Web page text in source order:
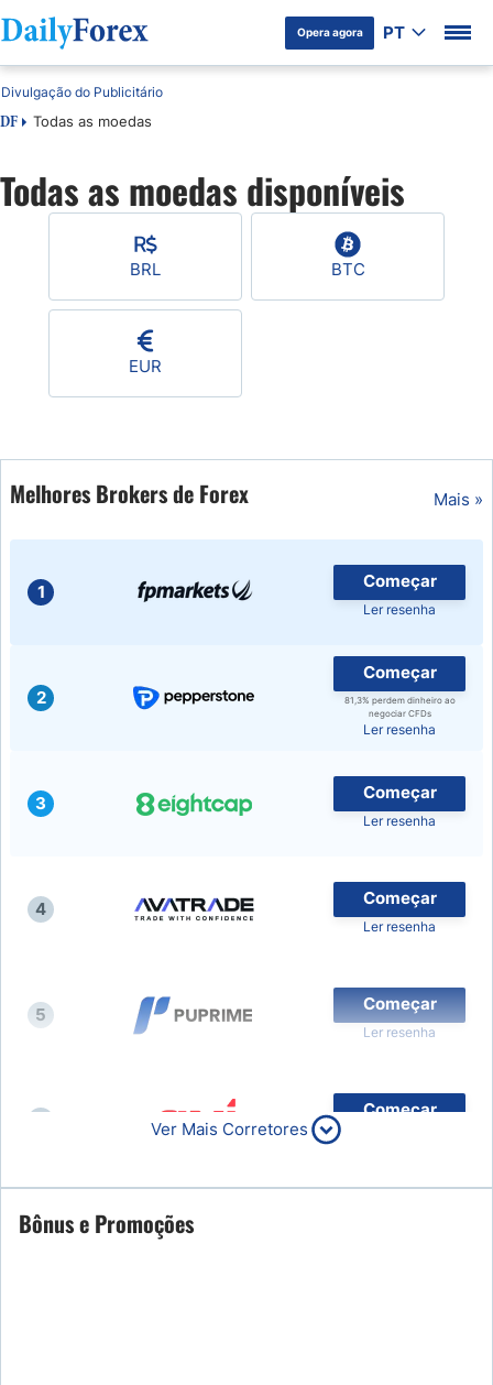
Opera agora PT
DF Todas as moedas
Divulgação do Publicitário
Todas as moedas disponíveis
BRL BTC
EUR
Melhores Brokers de Forex Mais »
1
Começar
Ler resenha
2
Começar
81,3% perdem dinheiro ao
negociar CFDs
Ler resenha
3
Começar
Ler resenha
4
Começar
Ler resenha
5
Começar
Ler resenha
Começar
7
Ver Mais Corretores
Bônus e Promoções